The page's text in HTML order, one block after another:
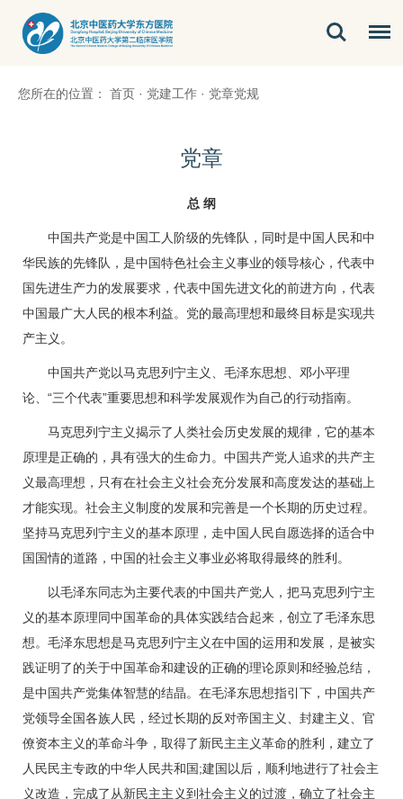
您所在的位置： 首页 · 党建工作 · 党章党规
党章
总 纲
中国共产党是中国工人阶级的先锋队，同时是中国人民和中
华民族的先锋队，是中国特色社会主义事业的领导核心，代表中
国先进生产力的发展要求，代表中国先进文化的前进方向，代表
中国最广大人民的根本利益。党的最高理想和最终目标是实现共
产主义。
中国共产党以马克思列宁主义、毛泽东思想、邓小平理
论、“三个代表”重要思想和科学发展观作为自己的行动指南。
马克思列宁主义揭示了人类社会历史发展的规律，它的基本
原理是正确的，具有强大的生命力。中国共产党人追求的共产主
义最高理想，只有在社会主义社会充分发展和高度发达的基础上
才能实现。社会主义制度的发展和完善是一个长期的历史过程。
坚持马克思列宁主义的基本原理，走中国人民自愿选择的适合中
国国情的道路，中国的社会主义事业必将取得最终的胜利。
以毛泽东同志为主要代表的中国共产党人，把马克思列宁主
义的基本原理同中国革命的具体实践结合起来，创立了毛泽东思
想。毛泽东思想是马克思列宁主义在中国的运用和发展，是被实
践证明了的关于中国革命和建设的正确的理论原则和经验总结，
是中国共产党集体智慧的结晶。在毛泽东思想指引下，中国共产
党领导全国各族人民，经过长期的反对帝国主义、封建主义、官
僚资本主义的革命斗争，取得了新民主主义革命的胜利，建立了
人民民主专政的中华人民共和国;建国以后，顺利地进行了社会主
义改造，完成了从新民主主义到社会主义的过渡，确立了社会主